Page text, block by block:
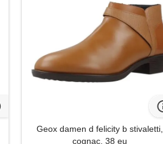
Geox damen d felicity b stivaletti,
cognac, 38 eu